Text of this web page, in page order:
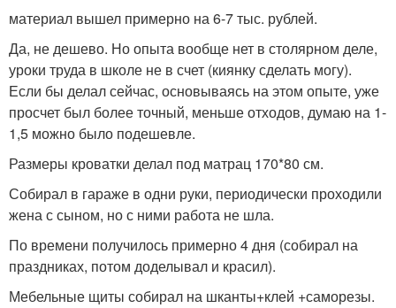
материал вышел примерно на 6-7 тыс. рублей.
Да, не дешево. Но опыта вообще нет в столярном деле,
уроки труда в школе не в счет (киянку сделать могу).
Если бы делал сейчас, основываясь на этом опыте, уже
просчет был более точный, меньше отходов, думаю на 1-
1,5 можно было подешевле.
Размеры кроватки делал под матрац 170*80 см.
Собирал в гараже в одни руки, периодически проходили
жена с сыном, но с ними работа не шла.
По времени получилось примерно 4 дня (собирал на
праздниках, потом доделывал и красил).
Мебельные щиты собирал на шканты+клей +саморезы.